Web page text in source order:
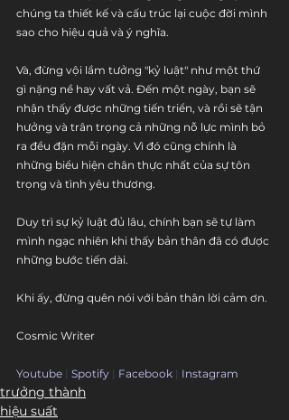
chúng ta thiết kế và cấu trúc lại cuộc đời mình
sao cho hiệu quả và ý nghĩa.
Và, đừng vội lầm tưởng "kỷ luật" như một thứ
gì nặng nề hay vất vả. Đến một ngày, bạn sẽ
nhận thấy được những tiến triển, và rồi sẽ tận
hưởng và trân trọng cả những nỗ lực mình bỏ
ra đều đặn mỗi ngày. Vì đó cũng chính là
những biểu hiện chân thực nhất của sự tôn
trọng và tình yêu thương.
Duy trì sự kỷ luật đủ lâu, chính bạn sẽ tự làm
mình ngạc nhiên khi thấy bản thân đã có được
những bước tiến dài.
Khi ấy, đừng quên nói với bản thân lời cảm ơn.
Cosmic Writer
Youtube | Spotify | Facebook | Instagram
trưởng thành
hiệu suất